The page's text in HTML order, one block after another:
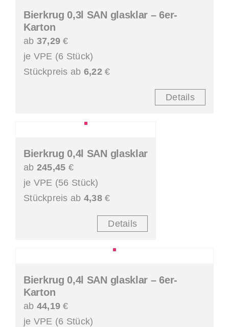
Bierkrug 0,3l SAN glasklar – 6er-
Karton
ab 37,29 €
je VPE (6 Stück)
Stückpreis ab 6,22€
Details
Bierkrug 0,4l SAN glasklar
ab 245,45 €
je VPE (56 Stück)
Stückpreis ab 4,38€
Details
Bierkrug 0,4l SAN glasklar – 6er-
Karton
ab 44,19 €
je VPE (6 Stück)